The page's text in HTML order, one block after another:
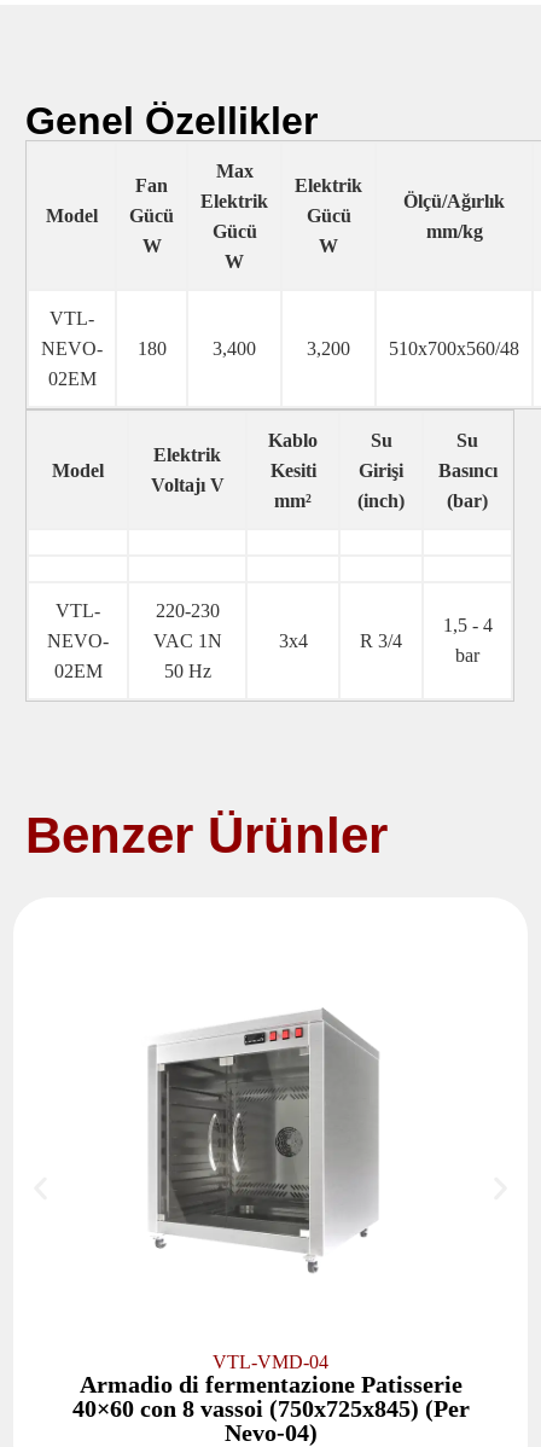
Genel Özellikler
Model
Fan
Gücü
W
Max
Elektrik
Gücü
W
Elektrik
Gücü
W
Ölçü/Ağırlık
mm/kg
VTL-
NEVO-
02EM
180 3,400 3,200 510x700x560/48
Model
Elektrik
Voltajı V
Kablo
Kesiti
mm²
Su
Girişi
(inch)
Su
Basıncı
(bar)
VTL-
NEVO-
02EM
220-230
VAC 1N
50 Hz
3x4 R 3/4
1,5 - 4
bar
Benzer Ürünler
VTL-VMD-04
Armadio di fermentazione Patisserie
40×60 con 8 vassoi (750x725x845) (Per
Nevo-04)